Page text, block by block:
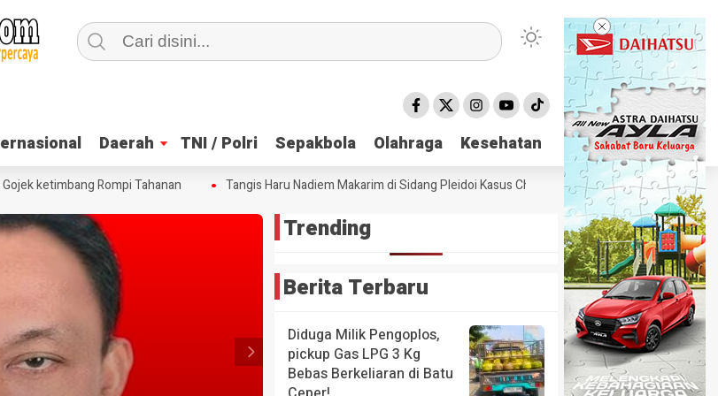
Daerah TNI / Polri Sepakbola Olahraga Kesehatan
Daerah TNI / Polri Sepakbola Olahraga Kesehatan
ketimbang Rompi Tahanan Tangis Haru Nadiem Makarim di Sidang Pleidoi Kasus Chromebook, Pilih Pakai Jaket Gojek
Trending
Berita Terbaru
Diduga Milik Pengoplos,
pickup Gas LPG 3 Kg
Bebas Berkeliaran di Batu